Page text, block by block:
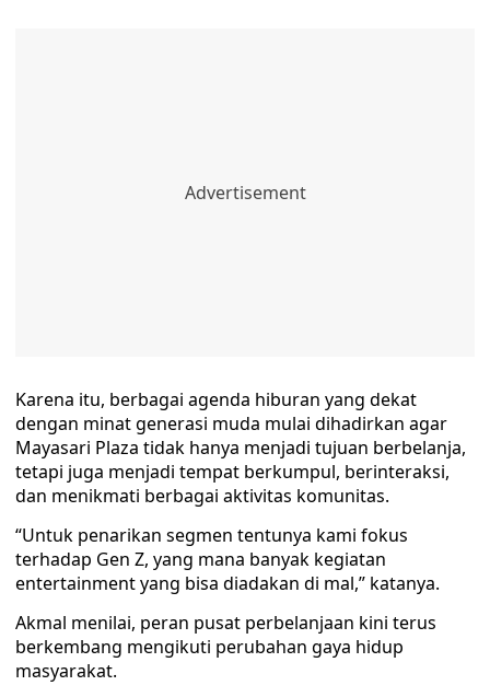
Karena itu, berbagai agenda hiburan yang dekat
dengan minat generasi muda mulai dihadirkan agar
Mayasari Plaza tidak hanya menjadi tujuan berbelanja,
tetapi juga menjadi tempat berkumpul, berinteraksi,
dan menikmati berbagai aktivitas komunitas.
“Untuk penarikan segmen tentunya kami fokus
terhadap Gen Z, yang mana banyak kegiatan
entertainment yang bisa diadakan di mal,” katanya.
Akmal menilai, peran pusat perbelanjaan kini terus
berkembang mengikuti perubahan gaya hidup
masyarakat.